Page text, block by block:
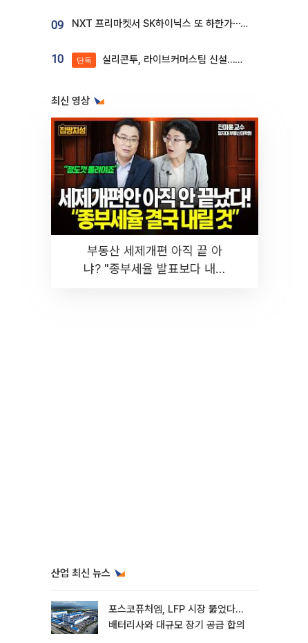
09 NXT 프리마켓서 SK하이닉스 또 하한가⋯‘11주 거래’에 시초가 왜곡
10 단독 실리콘투, 라이브커머스팀 신설…K뷰티 ‘글로벌 판매망’ 확대[K뷰티 라방戰]
최신 영상
부동산 세제개편 아직 끝 아
냐? "종부세율 발표보다 내릴
산업 최신 뉴스
포스코퓨처엠, LFP 시장 뚫었다…
배터리사와 대규모 장기 공급 합의